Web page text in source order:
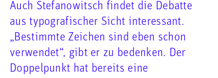
Auch Stefanowitsch findet die Debatte
aus typografischer Sicht interessant.
„Bestimmte Zeichen sind eben schon
verwendet“, gibt er zu bedenken. Der
Doppelpunkt hat bereits eine